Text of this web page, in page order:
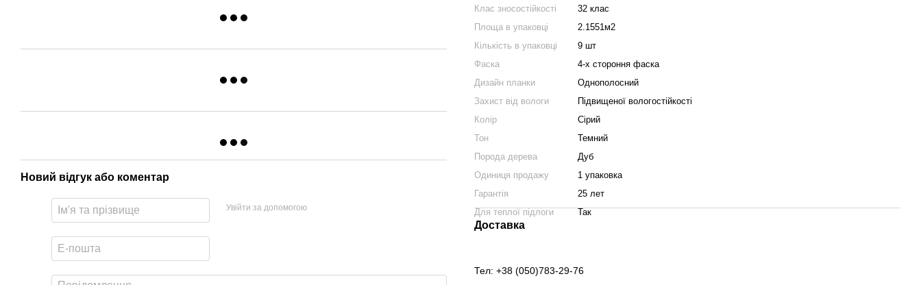
Новий відгук або коментар
Увійти за допомогою
Клас зносостійкості
32 клас
Площа в упаковці
2.1551м2
Кількість в упаковці
9 шт
Фаска
4-х стороння фаска
Дизайн планки
Однополосний
Захист від вологи
Підвищеної вологостійкості
Колір
Сірий
Тон
Темний
Порода дерева
Дуб
Одиниця продажу
1 упаковка
Гарантія
25 лет
Для теплої підлоги
Так
Доставка
Тел: +38 (050)783-29-76